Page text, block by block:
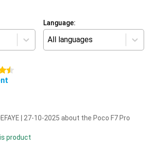
Language:
All languages
| 27-10-2025 about the Poco F7 Pro
product